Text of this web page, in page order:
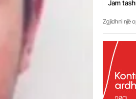
Jam
Zgjidhni një